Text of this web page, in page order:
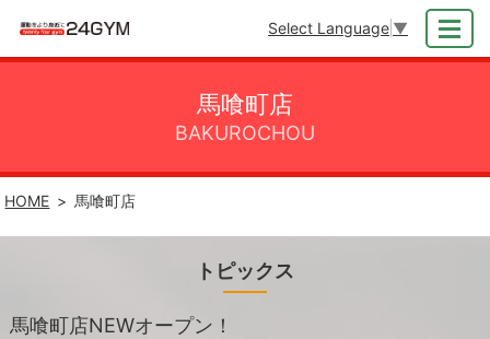
Select Language ▼
MENU
馬喰町店
BAKUROCHOU
HOME 馬喰町店
トピックス
馬喰町店NEWオープン！